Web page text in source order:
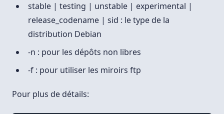
stable | testing | unstable | experimental |
release_codename | sid : le type de la
distribution Debian
-n : pour les dépôts non libres
-f : pour utiliser les miroirs ftp
Pour plus de détails: